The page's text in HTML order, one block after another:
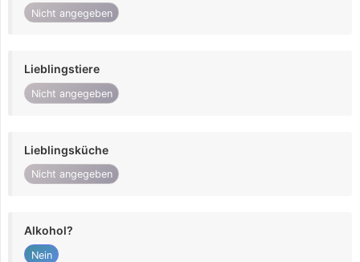
Nicht angegeben
Lieblingstiere
Nicht angegeben
Lieblingsküche
Nicht angegeben
Alkohol?
Nein